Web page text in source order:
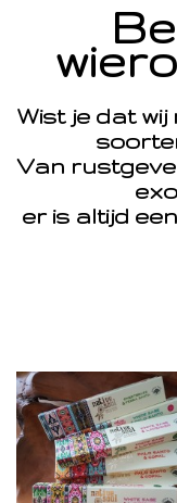
Wist je dat
Van
er is altijd